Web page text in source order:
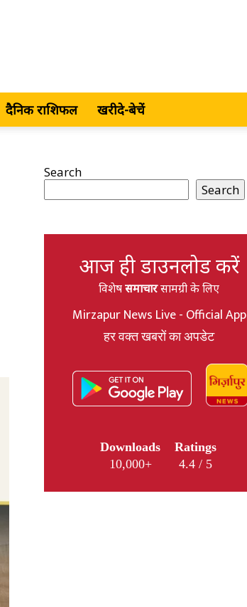
दैनिक राशिफल खरीदे-बेचें
Search
Search
आज ही डाउनलोड करें
विशेषसमाचारसामग्री के लिए
Mirzapur News Live - Official App
हर वक्त खबरों का अपडेट
Downloads
10,000+
Ratings
4.4 / 5